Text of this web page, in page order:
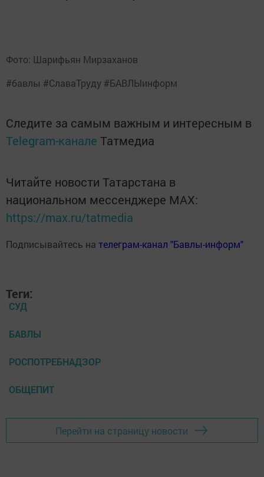
Фото: Шарифьян Мирзаханов
#бавлы #СлаваТруду #БАВЛЫинформ
Следите за самым важным и интересным в
Telegram-канале Татмедиа
Читайте новости Татарстана в
национальном мессенджере MАХ:
https://max.ru/tatmedia
Подписывайтесь на телеграм-канал "Бавлы-информ"
Теги:
СУД
БАВЛЫ
РОСПОТРЕБНАДЗОР
ОБЩЕПИТ
Перейти на страницу новости